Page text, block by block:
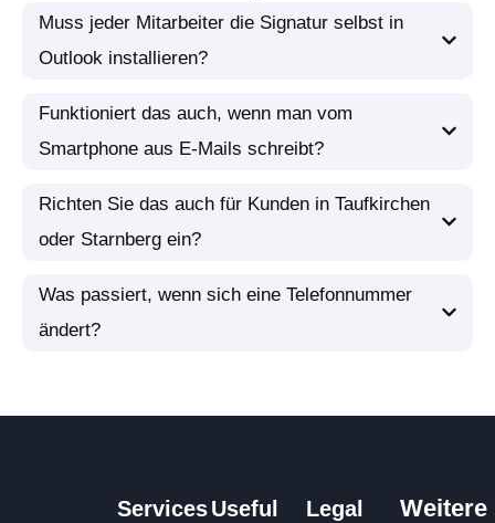
Muss jeder Mitarbeiter die Signatur selbst in
Outlook installieren?
Funktioniert das auch, wenn man vom
Smartphone aus E-Mails schreibt?
Richten Sie das auch für Kunden in Taufkirchen
oder Starnberg ein?
Was passiert, wenn sich eine Telefonnummer
ändert?
Services Useful
Legal
Weitere